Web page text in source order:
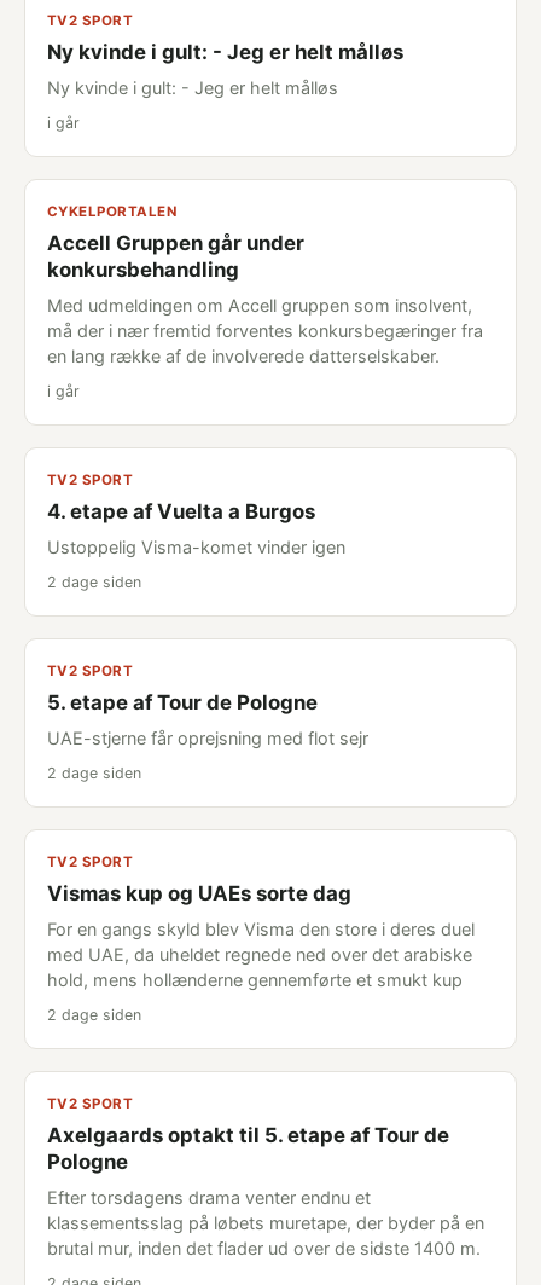
TV2 SPORT
Ny kvinde i gult: - Jeg er helt målløs
Ny kvinde i gult: - Jeg er helt målløs
i går
CYKELPORTALEN
Accell Gruppen går under
konkursbehandling
Med udmeldingen om Accell gruppen som insolvent,
må der i nær fremtid forventes konkursbegæringer fra
en lang række af de involverede datterselskaber.
i går
TV2 SPORT
4. etape af Vuelta a Burgos
Ustoppelig Visma-komet vinder igen
2 dage siden
TV2 SPORT
5. etape af Tour de Pologne
UAE-stjerne får oprejsning med flot sejr
2 dage siden
TV2 SPORT
Vismas kup og UAEs sorte dag
For en gangs skyld blev Visma den store i deres duel
med UAE, da uheldet regnede ned over det arabiske
hold, mens hollænderne gennemførte et smukt kup
2 dage siden
TV2 SPORT
Axelgaards optakt til 5. etape af Tour de
Pologne
Efter torsdagens drama venter endnu et
klassementsslag på løbets muretape, der byder på en
brutal mur, inden det flader ud over de sidste 1400 m.